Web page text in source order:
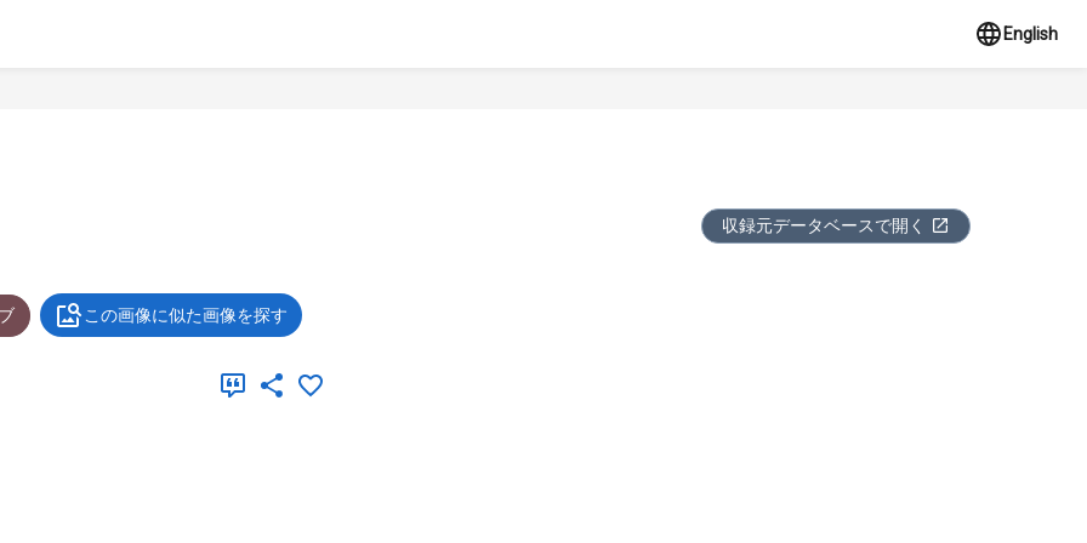
English
収録元データベースで開く
この画像に似た画像を探す